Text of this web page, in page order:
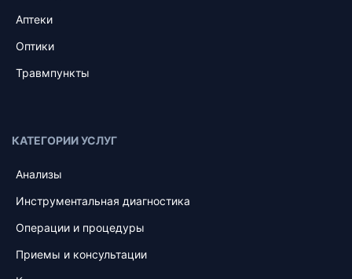
Аптеки
Оптики
Травмпункты
КАТЕГОРИИ УСЛУГ
Анализы
Инструментальная диагностика
Операции и процедуры
Приемы и консультации